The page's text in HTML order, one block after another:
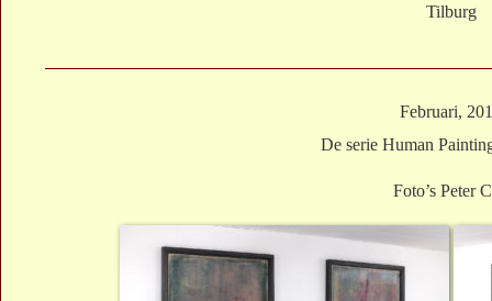
Tilburg
Februari,
De serie Human
Foto’s Peter